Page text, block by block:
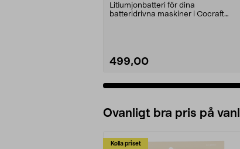
Litiumjonbatteri för dina
batteridrivna maskiner i Cocraft
499,00
Ovanligt bra pris på
Kolla priset